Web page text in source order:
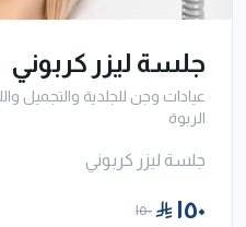
جلسة ليزر كربوني
عيادات وجن للجلدية والتجميل
الربوة
جلسة ليزر كربوني
١٥٠ ١٥٠